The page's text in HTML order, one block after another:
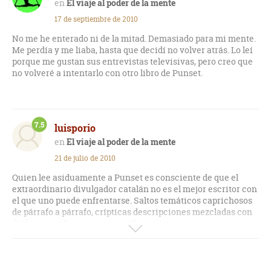
nos presenta como cierta).
Con todo, lo que particularmente me ha parecido más
molesto sin duda, ha sido el descubrimiento de un Punset un
tanto vanidoso, jactándose de haber realizado
contribuciones al conocimiento del alma humana y de la
mente (?), y que autorreferencia sin complejos sus obras
En fin, un libro prescindible, del que es difícil sacar
conclusiones claras, y de lectura ciertamente peculiar. Para
incondicionales de don Eduard.
Por cierto, nada menos que tres capítulos se dedican a
explicarnos la fotosíntesis, y las curiosas teorías sobre cómo
ésta podría aprovecharse para aumentar la producción
energética mundial, e incluso para, a través de ingeniería
genética, incorporarla a nuestros organismos para mejorar
nuestra propia fisiología y nutrición…¿pero oiga, ésto no iba
El viaje al poder de la mente
17 de septiembre de 2010
No me he enterado ni de la mitad. Demasiado para mi mente.
Me perdía y me liaba, hasta que decidí no volver atrás. Lo leí
porque me gustan sus entrevistas televisivas, pero creo que
no volveré a intentarlo con otro libro de Punset.
luisporio
El viaje al poder de la mente
7.5
21 de julio de 2010
Quien lee asiduamente a Punset es consciente de que el
extraordinario divulgador catalán no es el mejor escritor con
el que uno puede enfrentarse. Saltos temáticos caprichosos
de párrafo a párrafo, crípticas descripciones mezcladas con
diáfanas explicaciones científicas o interpretaciones
personalizadas de este o aquel descubrimiento científico,